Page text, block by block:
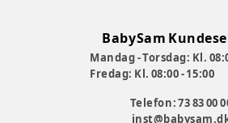
BabySam
Mandag - Torsdag: Kl.
Fredag: Kl. 08:00 - 15:00
Telefon: 73 83 00